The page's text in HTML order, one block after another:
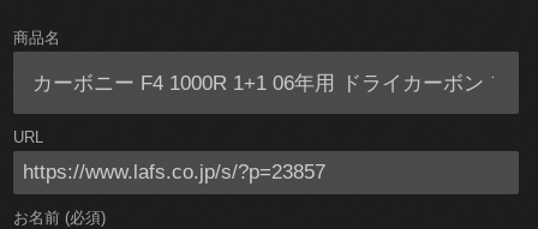
商品名
URL
お名前 (必須)